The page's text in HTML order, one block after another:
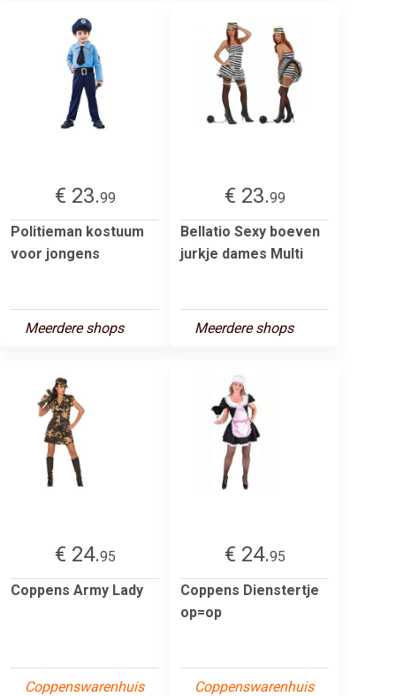
€ 23.99
Politieman kostuum
voor jongens
Meerdere shops
€ 23.99
Bellatio Sexy boeven
jurkje dames Multi
Meerdere shops
€ 24.95
Coppens Army Lady
Coppenswarenhuis
€ 24.95
Coppens Dienstertje
op=op
Coppenswarenhuis